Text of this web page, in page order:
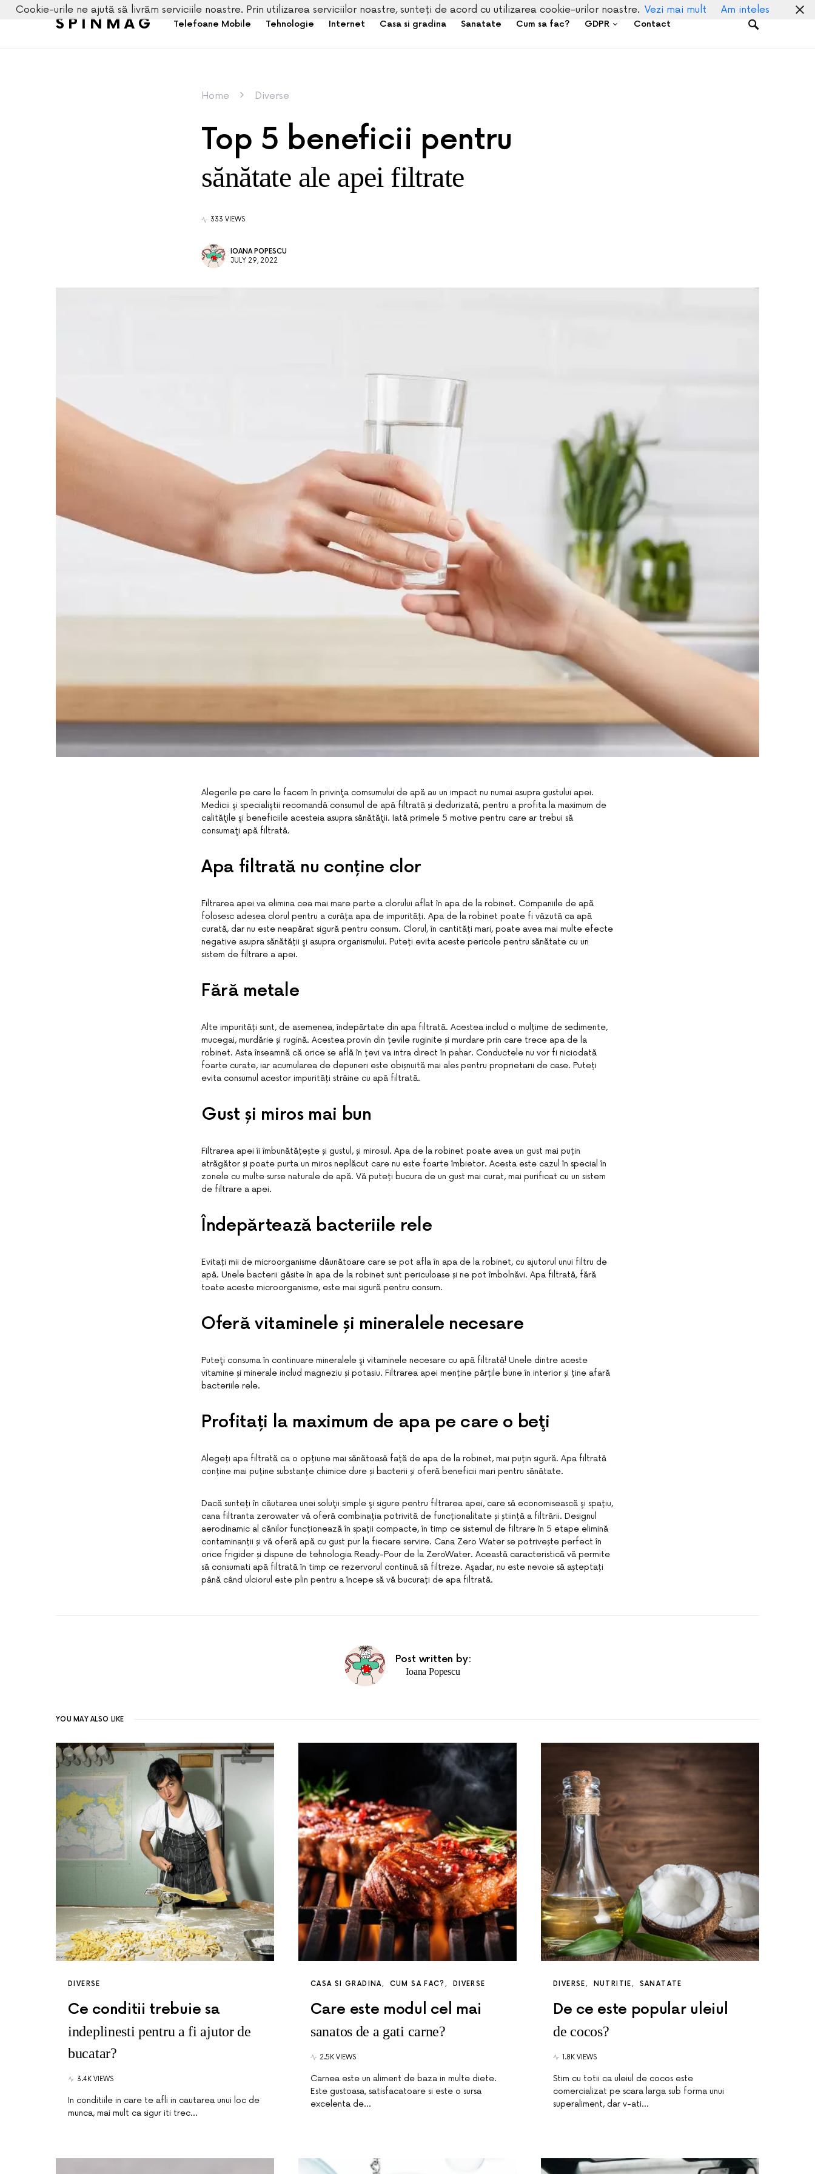
SPINMAG Telefoane Mobile Tehnologie Internet Casa si gradina Sanatate Cum sa fac? GDPR Contact
Home Diverse
Top 5 beneficii pentru
sănătate ale apei filtrate
333 VIEWS
IOANA POPESCU
JULY 29, 2022
Alegerile pe care le facem în privinţa comsumului de apă au un impact nu numai asupra gustului apei.
Medicii şi specialiştii recomandă consumul de apă filtrată și dedurizată, pentru a profita la maximum de
calităţile şi beneficiile acesteia asupra sănătăţii. Iată primele 5 motive pentru care ar trebui să
consumaţi apă filtrată.
Apa filtrată nu conține clor
Filtrarea apei va elimina cea mai mare parte a clorului aflat în apa de la robinet. Companiile de apă
folosesc adesea clorul pentru a curăța apa de impurități. Apa de la robinet poate fi văzută ca apă
curată, dar nu este neapărat sigură pentru consum. Clorul, în cantități mari, poate avea mai multe efecte
negative asupra sănătății şi asupra organismului. Puteți evita aceste pericole pentru sănătate cu un
sistem de filtrare a apei.
Fără metale
Alte impurități sunt, de asemenea, îndepărtate din apa filtrată. Acestea includ o mulțime de sedimente,
mucegai, murdărie și rugină. Acestea provin din țevile ruginite și murdare prin care trece apa de la
robinet. Asta înseamnă că orice se află în țevi va intra direct în pahar. Conductele nu vor fi niciodată
foarte curate, iar acumularea de depuneri este obișnuită mai ales pentru proprietarii de case. Puteți
evita consumul acestor impurități străine cu apă filtrată.
Gust și miros mai bun
Filtrarea apei îi îmbunătățește și gustul, și mirosul. Apa de la robinet poate avea un gust mai puțin
atrăgător și poate purta un miros neplăcut care nu este foarte îmbietor. Acesta este cazul în special în
zonele cu multe surse naturale de apă. Vă puteți bucura de un gust mai curat, mai purificat cu un sistem
de filtrare a apei.
Îndepărtează bacteriile rele
Evitați mii de microorganisme dăunătoare care se pot afla în apa de la robinet, cu ajutorul unui filtru de
apă. Unele bacterii găsite în apa de la robinet sunt periculoase și ne pot îmbolnăvi. Apa filtrată, fără
toate aceste microorganisme, este mai sigură pentru consum.
Oferă vitaminele și mineralele necesare
Puteţi consuma în continuare mineralele şi vitaminele necesare cu apă filtrată! Unele dintre aceste
vitamine și minerale includ magneziu și potasiu. Filtrarea apei menține părțile bune în interior și ține afară
bacteriile rele.
Profitați la maximum de apa pe care o beţi
Alegeți apa filtrată ca o opțiune mai sănătoasă față de apa de la robinet, mai puțin sigură. Apa filtrată
conține mai puține substanțe chimice dure și bacterii și oferă beneficii mari pentru sănătate.
Dacă sunteți în căutarea unei soluţii simple şi sigure pentru filtrarea apei, care să economisească şi spațiu,
cana filtranta zerowater vă oferă combinația potrivită de funcționalitate și știință a filtrării. Designul
aerodinamic al cănilor funcționează în spații compacte, în timp ce sistemul de filtrare în 5 etape elimină
contaminanții și vă oferă apă cu gust pur la fiecare servire. Cana Zero Water se potrivește perfect în
orice frigider și dispune de tehnologia Ready-Pour de la ZeroWater. Această caracteristică vă permite
să consumati apă filtrată în timp ce rezervorul continuă să filtreze. Aşadar, nu este nevoie să așteptați
până când ulciorul este plin pentru a începe să vă bucurați de apa filtrată.
Post written by:
Ioana Popescu
YOU MAY ALSO LIKE
DIVERSE
Ce conditii trebuie sa
indeplinesti pentru a fi ajutor de
bucatar?
3.4K VIEWS
In conditiile in care te afli in cautarea unui loc de
munca, mai mult ca sigur iti trec…
CASA SI GRADINA CUM SA FAC? DIVERSE
Care este modul cel mai
sanatos de a gati carne?
2.5K VIEWS
Carnea este un aliment de baza in multe diete.
Este gustoasa, satisfacatoare si este o sursa
excelenta de…
DIVERSE NUTRITIE SANATATE
De ce este popular uleiul
de cocos?
1.8K VIEWS
Stim cu totii ca uleiul de cocos este
comercializat pe scara larga sub forma unui
superaliment, dar v-ati…
Cookie-urile ne ajută să livrăm serviciile noastre. Prin utilizarea serviciilor noastre, sunteți de acord cu utilizarea cookie-urilor noastre. Vezi mai mult Am inteles